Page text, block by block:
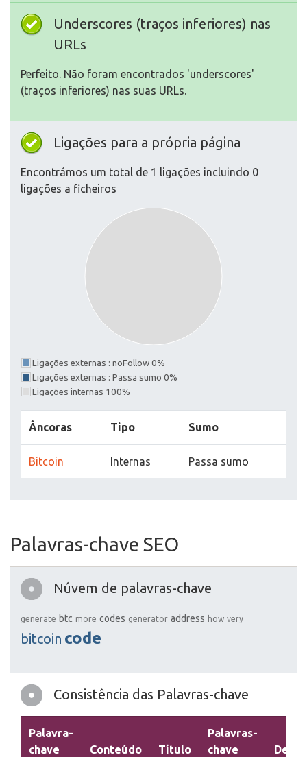
Underscores (traços inferiores) nas
URLs
Perfeito. Não foram encontrados 'underscores'
(traços inferiores) nas suas URLs.
Ligações para a própria página
Encontrámos um total de 1 ligações incluindo 0
ligações a ficheiros
Ligações externas : noFollow 0%
Ligações externas : Passa sumo 0%
Ligações internas 100%
Âncoras Tipo Sumo
Bitcoin Internas Passa sumo
Palavras-chave SEO
Núvem de palavras-chave
generate btc more codes generator address how very
bitcoin code
Consistência das Palavras-chave
Palavra-
chave
Conteúdo Título
Palavras-
chave